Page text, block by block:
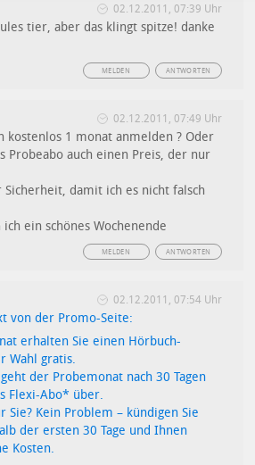
02.12.2011, 07:39 Uhr
tier, aber das klingt spitze! danke
ANTWORTEN
MELDEN
02.12.2011, 07:49 Uhr
kostenlos 1 monat anmelden ? Oder
Probeabo auch einen Preis, der nur
Sicherheit, damit ich es nicht falsch
ich ein schönes Wochenende
ANTWORTEN
MELDEN
02.12.2011, 07:54 Uhr
von der Promo-Seite:
erhalten Sie einen Hörbuch-
Wahl gratis.
der Probemonat nach 30 Tagen
Flexi-Abo* über.
Sie? Kein Problem – kündigen Sie
der ersten 30 Tage und Ihnen
Kosten.